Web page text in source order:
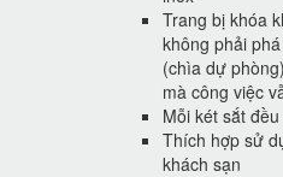
Trang bị khóa
không phải
(chìa dự
mà công việc
Mỗi két sắt
Thích hợp sử
khách sạn